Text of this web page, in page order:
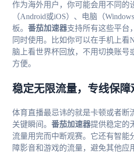
作为海外用户，你可能会用不同
（Android或iOS）、电脑（
板。 番茄加速器支持所有这些平台
同时使用。比如你可以在手机上看
脑上看世界杯回放，不用切换账号
方便。
稳定无限流量，专线保障
体育直播最忌讳的就是卡顿或者断
关键瞬间。 番茄加速器提供稳定的
流量用完而中断观赛。它还有智能
障影音和游戏的流量，避免其他应